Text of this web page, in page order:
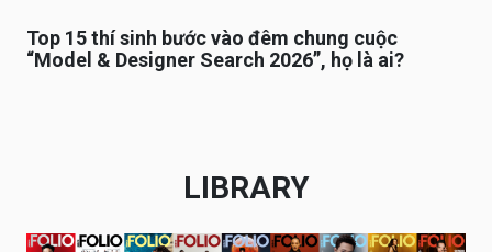
Top 15 thí sinh bước vào đêm chung cuộc
“Model & Designer Search 2026”, họ là ai?
LIBRARY